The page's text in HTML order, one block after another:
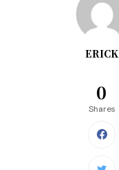
ERICK
0
Shares